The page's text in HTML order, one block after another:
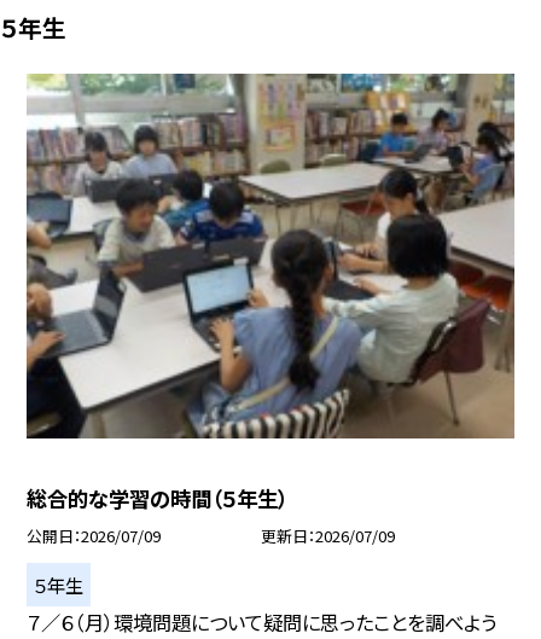
５年生
総合的な学習の時間（５年生）
公開日 2026/07/09 更新日 2026/07/09
５年生
７／６（月）環境問題について疑問に思ったことを調べよう